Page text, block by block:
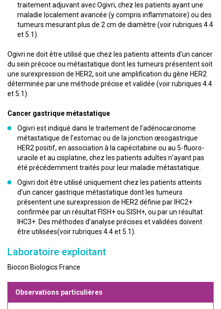
traitement adjuvant avec Ogivri, chez les patients ayant une
maladie localement avancée (y compris inflammatoire) ou des
tumeurs mesurant plus de 2 cm de diamètre (voir rubriques 4.4
et 5.1).
Ogivri ne doit être utilisé que chez les patients atteints d’un cancer
du sein précoce ou métastatique dont les tumeurs présentent soit
une surexpression de HER2, soit une amplification du gène HER2
déterminée par une méthode précise et validée (voir rubriques 4.4
et 5.1).
Cancer gastrique métastatique
Ogivri est indiqué dans le traitement de l’adénocarcinome
métastatique de l’estomac ou de la jonction œsogastrique
HER2 positif, en association à la capécitabine ou au 5-fluoro-
uracile et au cisplatine, chez les patients adultes n’ayant pas
été précédemment traités pour leur maladie métastatique.
Ogivri doit être utilisé uniquement chez les patients atteints
d’un cancer gastrique métastatique dont les tumeurs
présentent une surexpression de HER2 définie par IHC2+
confirmée par un résultat FISH+ ou SISH+, ou par un résultat
IHC3+. Des méthodes d’analyse précises et validées doivent
être utilisées(voir rubriques 4.4 et 5.1).
Laboratoire exploitant
Biocon Biologics France
Observations particulières